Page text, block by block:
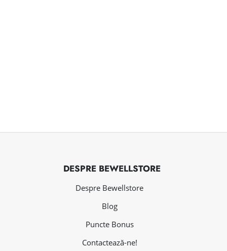
DESPRE BEWELLSTORE
Despre Bewellstore
Blog
Puncte Bonus
Contactează-ne!